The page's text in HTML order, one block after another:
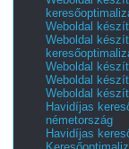
Weboldal
Weboldal
Weboldal
Weboldal
Weboldal
Havidíjas
németország
Havidíjas